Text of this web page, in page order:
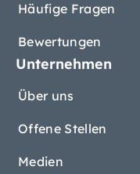
Häufige Fragen
Bewertungen
Unternehmen
Über uns
Offene Stellen
Medien